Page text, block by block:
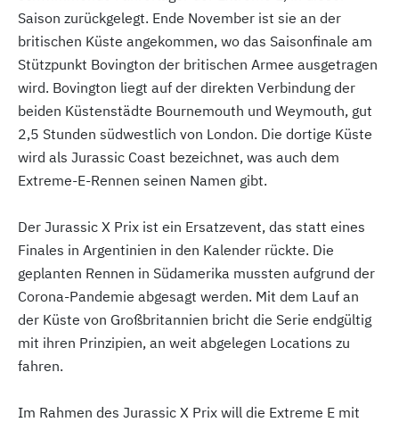
Saison zurückgelegt. Ende November ist sie an der
britischen Küste angekommen, wo das Saisonfinale am
Stützpunkt Bovington der britischen Armee ausgetragen
wird. Bovington liegt auf der direkten Verbindung der
beiden Küstenstädte Bournemouth und Weymouth, gut
2,5 Stunden südwestlich von London. Die dortige Küste
wird als Jurassic Coast bezeichnet, was auch dem
Extreme-E-Rennen seinen Namen gibt.
Der Jurassic X Prix ist ein Ersatzevent, das statt eines
Finales in Argentinien in den Kalender rückte. Die
geplanten Rennen in Südamerika mussten aufgrund der
Corona-Pandemie abgesagt werden. Mit dem Lauf an
der Küste von Großbritannien bricht die Serie endgültig
mit ihren Prinzipien, an weit abgelegen Locations zu
fahren.
Im Rahmen des Jurassic X Prix will die Extreme E mit